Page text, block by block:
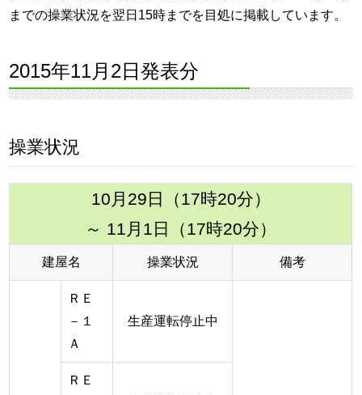
までの操業状況を翌日15時までを目処に掲載しています。
2015年11月2日発表分
操業状況
10月29日（17時20分）
～ 11月1日（17時20分）
建屋名 操業状況 備考
ＲＥ
－１
Ａ
生産運転停止中
ＲＥ